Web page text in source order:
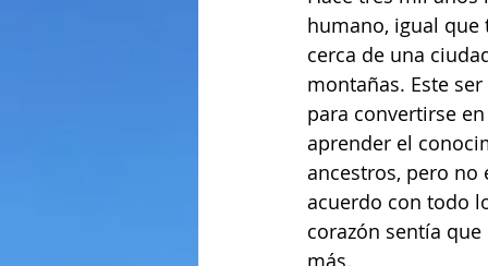
humano, igual
cerca de una
montañas. Este
para convertirse
aprender el
ancestros, pero
acuerdo con todo
corazón sentía
más.